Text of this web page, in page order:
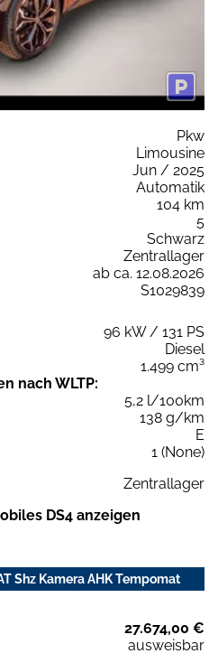
Pkw
Limousine
Jun / 2025
Automatik
104 km
5
Schwarz
Zentrallager
ab ca. 12.08.2026
S1029839
96 kW / 131 PS
Diesel
1.499 cm³
nach WLTP:
5,2 l/100km
138 g/km
E
1 (None)
Zentrallager
DS4 anzeigen
Shz Kamera AHK Tempomat
27.674,00 €
ausweisbar